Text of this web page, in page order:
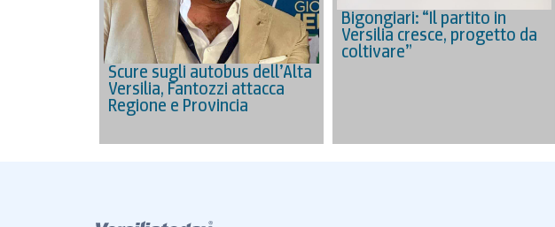
Scure sugli autobus dell’Alta
Versilia, Fantozzi attacca
Regione e Provincia
Bigongiari: “Il partito in
Versilia cresce, progetto da
coltivare”